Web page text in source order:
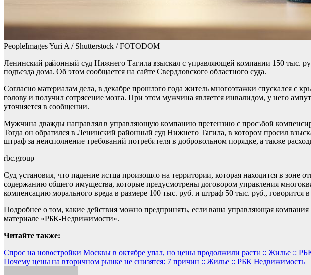
PeopleImages Yuri A / Shutterstock / FOTODOM
Ленинский районный суд Нижнего Тагила взыскал c управляющей компании 150 тыс.
подъезда дома. Об этом сообщается на сайте Свердловского областного суда.
Согласно материалам дела, в декабре прошлого года житель многоэтажки спускался с
голову и получил сотрясение мозга. При этом мужчина является инвалидом, у него
уточняется в сообщении.
Мужчина дважды направлял в управляющую компанию претензию с просьбой
Тогда он обратился в Ленинский районный суд Нижнего Тагила, в котором просил
штраф за неисполнение требований потребителя в добровольном порядке, а также
rbc.group
Суд установил, что падение истца произошло на территории, которая находится в
содержанию общего имущества, которые предусмотрены договором управления
компенсацию морального вреда в размере 100 тыс. руб. и штраф 50 тыс. руб., говорится
Подробнее о том, какие действия можно предпринять, если ваша управляющая компания
материале «РБК-Недвижимости».
Читайте также:
Навигация
по
Спрос на новостройки Москвы в октябре упал, но цены продолжили расти :: Жилье ::
Почему цены на вторичном рынке не снизятся: 7 причин :: Жилье :: РБК Недвижимость